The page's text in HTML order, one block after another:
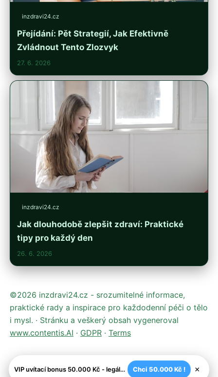
inzdravi24.cz
Přejídání: Pět Strategií, Jak Efektivně
Zvládnout Tento Zlozvyk
27. 6. 2026
inzdravi24.cz
Jak dlouhodobě zlepšit zdraví: Praktické
tipy pro každý den
26. 6. 2026
©2026 inzdravi24.cz - srozumitelné informace,
praktické rady a inspirace pro každodenní péči o tělo
i mysl. · Stránku a veškerý obsah vygeneroval
www.contentis.AI · GDPR · Terms
VIP uvítací bonus 50.000 Kč - legální české kasíno Chci 50.000 Kč ! ×